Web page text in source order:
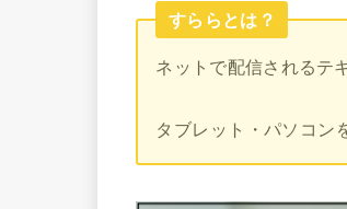
すららとは？
ネットで配信されるテ
タブレット・パソコン